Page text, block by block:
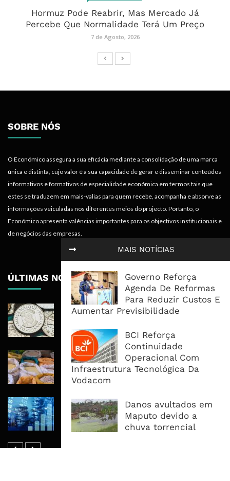
MAIS NOTÍCIAS
Governo Reforça
Agenda De Reformas
Para Reduzir Custos E
Aumentar Previsibilidade
BCI Reforça
Continuidade
Operacional Com
Infraestrutura Tecnológica Da
Vodacom
Danos avultados em
Maputo devido a
chuva torrencial
Hormuz Pode Reabrir, Mas Mercado Já
Percebe Que Normalidade Terá Um Preço
7 de Agosto, 2026
SOBRE NÓS
O Económico assegura a sua eficácia mediante a consolidação de uma marca
única e distinta, cujo valor é a sua capacidade de gerar e disseminar conteúdos
informativos e formativos de especialidade económica em termos tais que
estes se traduzem em mais-valias para quem recebe, acompanha e absorve as
informações veiculadas nos diferentes meios do projecto. Portanto, o
Económico apresenta valências importantes para os objectivos institucionais e
de negócios das empresas.
ÚLTIMAS NOTÍCIAS
Economia Moçambicana Procura
Dívida e Divisas Limitam Aceleração
Commodities Agrícolas Entram Numa
Nova Fase de Risco Após Meses de
Oferta Confortável
Dívida Pública Sobe Para 75,2% do
PIB e Pressão Desloca-se Para o
Endividamento Interno